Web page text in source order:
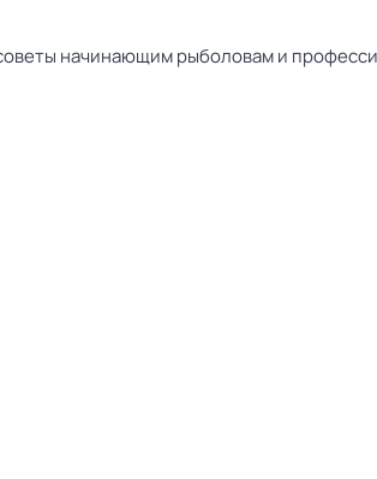
начинающим рыболовам и